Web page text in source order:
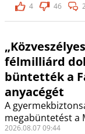
4
46
félmilliárd
büntették a
anyacégét
A
megabüntetést a
2026.08.07 09:44